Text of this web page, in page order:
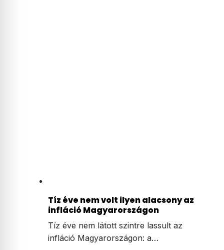
Tíz éve nem volt ilyen alacsony az
infláció Magyarországon
Tíz éve nem látott szintre lassult az
infláció Magyarországon: a…